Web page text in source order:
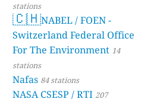
stations
🇨🇭NABEL / FOEN -
Switzerland Federal Office
For The Environment 14
stations
Nafas 84 stations
NASA CSESP / RTI 207